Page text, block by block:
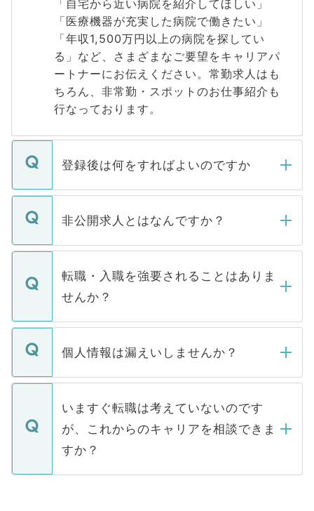
「自宅から近い病院を紹介してほしい」
「医療機器が充実した病院で働きたい」
「年収1,500万円以上の病院を探してい
る」など、さまざまなご要望をキャリアパ
ートナーにお伝えください。常勤求人はも
ちろん、非常勤・スポットのお仕事紹介も
行なっております。
登録後は何をすればよいのですか
ご登録いただきましたら、弊社担当者がご
登録内容を確認し、その後メールもしくは
ます。通常、5営業日以内にはご連絡をせて
いただきますので、しばらくお待ちくださ
い。
非公開求人とはなんですか？
マイナビDOCTORで取り扱っている求人の
うち約3割は、Webサイトからご覧いただ
けない「非公開求人」です。非公開求人は
下記の理由によって、一般には公開してい
ません。
■応募殺到を避けるため 人気のある医療機
関を公にしてしまうと、応募が殺到する場
に、医療機関が求める条件に合った人材の
みを人材紹介会社に依頼するケースが増え
ています。
転職・入職を強要されることはありま
せんか？
転職・入職を強要することは一切ありませ
ん。また、仮に応募先から内定をいただい
定を承諾する必要はありません。内定先へ
の辞退の連絡はキャリアパートナーが行い
ますので、ご安心ください。
個人情報は漏えいしませんか？
個人情報が漏えいすることはありませんの
で、ご安心ください。当サイトからの登録
などで収集したご登録者様の個人情報は、
ご本人のキャリアアップおよび転職活動の
支援を目的に使用いたします。お預かりし
ているすべての個人データはご本人の許可
いますぐ転職は考えていないのです
が、これからのキャリアを相談できま
すか？